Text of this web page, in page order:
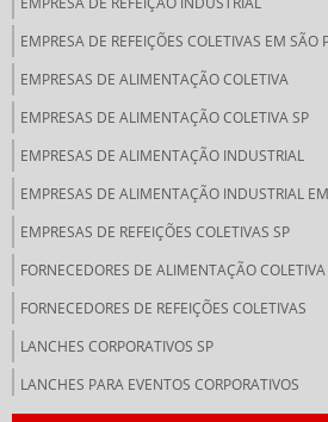
EMPRESA DE REFEIÇÕES COLETIVAS EM SÃO
EMPRESAS DE ALIMENTAÇÃO COLETIVA
EMPRESAS DE ALIMENTAÇÃO COLETIVA SP
EMPRESAS DE ALIMENTAÇÃO INDUSTRIAL
EMPRESAS DE ALIMENTAÇÃO INDUSTRIAL
EMPRESAS DE REFEIÇÕES COLETIVAS SP
FORNECEDORES DE ALIMENTAÇÃO COLETIVA
FORNECEDORES DE REFEIÇÕES COLETIVAS
LANCHES CORPORATIVOS SP
LANCHES PARA EVENTOS CORPORATIVOS